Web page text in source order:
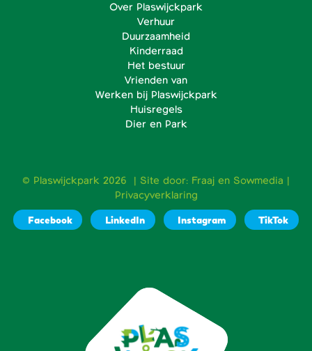
Over Plaswijckpark
Verhuur
Duurzaamheid
Kinderraad
Het bestuur
Vrienden van
Werken bij Plaswijckpark
Huisregels
Dier en Park
© Plaswijckpark 2026 | Site door: Fraaj en Sowmedia |
Privacyverklaring
Facebook
LinkedIn Instagram TikTok